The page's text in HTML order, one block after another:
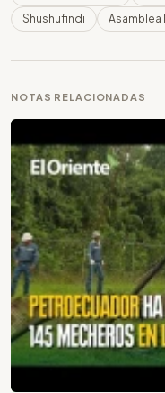
Shushufindi
Asamblea
NOTAS RELACIONADAS